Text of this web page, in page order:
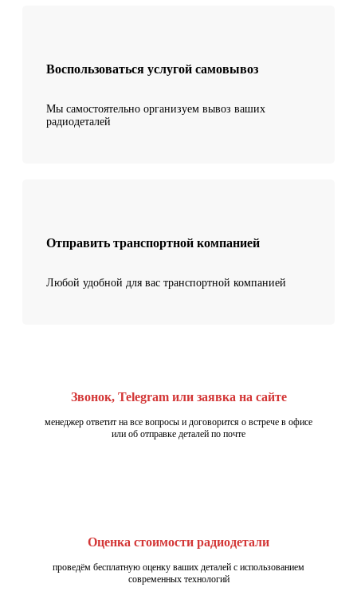
Воспользоваться услугой самовывоз
Мы самостоятельно организуем вывоз ваших
радиодеталей
Отправить транспортной компанией
Любой удобной для вас транспортной компанией
Звонок, Telegram или заявка на сайте
менеджер ответит на все вопросы и договорится о встрече в офисе
или об отправке деталей по почте
Оценка стоимости радиодетали
проведём бесплатную оценку ваших деталей с использованием
современных технологий